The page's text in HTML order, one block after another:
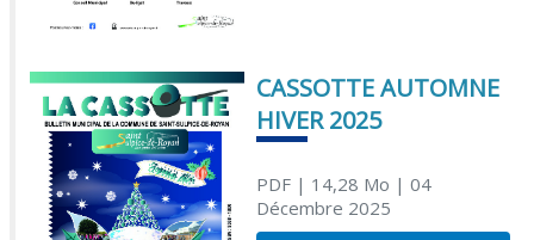
CASSOTTE AUTOMNE
HIVER 2025
PDF| 14,28 Mo | 04
Décembre 2025